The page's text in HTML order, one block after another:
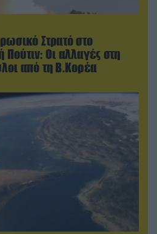
Στρατό στο
Πούτιν: Οι αλλαγές στη
από τη Β.Κορέα